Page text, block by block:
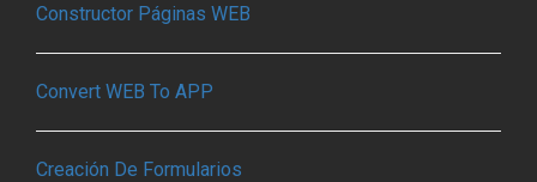
Constructor Páginas WEB
Convert WEB To APP
Creación De Formularios